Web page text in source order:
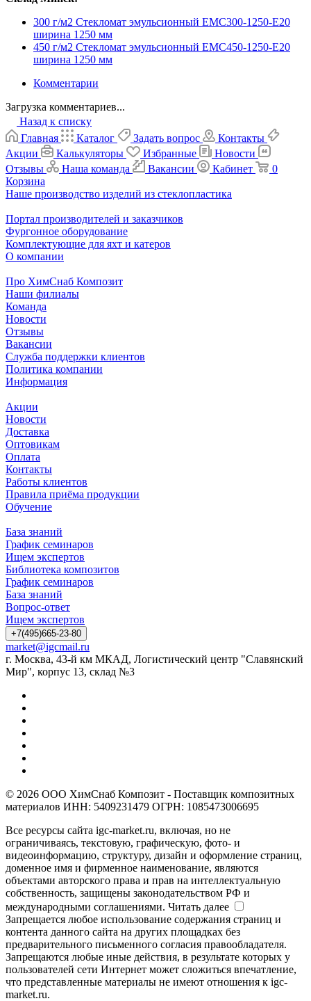
300 г/м2 Стекломат эмульсионный EMC300-1250-E20
ширина 1250 мм
450 г/м2 Стекломат эмульсионный ЕМС450-1250-E20
ширина 1250 мм
Комментарии
Загрузка комментариев...
Назад к списку
Главная
Каталог Задать вопрос
Контакты
Акции
Калькуляторы Избранные
Новости
Отзывы
Наша команда Вакансии Кабинет
0
Корзина
Наше производство изделий из стеклопластика
Портал производителей и заказчиков
Фургонное оборудование
Комплектующие для яхт и катеров
О компании
Про ХимСнаб Композит
Наши филиалы
Команда
Новости
Отзывы
Вакансии
Служба поддержки клиентов
Политика компании
Информация
Акции
Новости
Доставка
Оптовикам
Оплата
Контакты
Работы клиентов
Правила приёма продукции
Обучение
База знаний
График семинаров
Ищем экспертов
Библиотека композитов
График семинаров
База знаний
Вопрос-ответ
Ищем экспертов
+7(495)665-23-80
market@igcmail.ru
г. Москва, 43-й км МКАД, Логистический центр "Славянский
Мир", корпус 13, склад №3
© 2026 ООО ХимСнаб Композит - Поставщик композитных
материалов ИНН: 5409231479 ОГРН: 1085473006695
Все ресурсы сайта igc-market.ru, включая, но не
ограничиваясь, текстовую, графическую, фото- и
видеоинформацию, структуру, дизайн и оформление страниц,
доменное имя и фирменное наименование, являются
объектами авторского права и прав на интеллектуальную
собственность, защищены законодательством РФ и
международными соглашениями. Читать далее
Запрещается любое использование содержания страниц и
контента данного сайта на других площадках без
предварительного письменного согласия правообладателя.
Запрещаются любые иные действия, в результате которых у
пользователей сети Интернет может сложиться впечатление,
что представленные материалы не имеют отношения к igc-
market.ru.